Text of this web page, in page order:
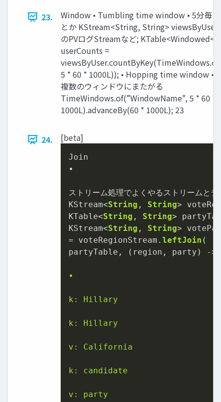
23.
Window • Tumbling time window • 5分毎の
とか KStream<String, String> viewsByUser
のPVログStreamなど;
userCounts =
5 * 60 * 1000L)); • Hopping time window •
複数のウィンドウにまたがる
TimeWindows.of(”WindowName", 5 * 60 *
1000L).advanceBy(60 * 1000L); 23
24. [beta]
Join
•
ストリーム処理でよくやるストリームと
KStream<String , String>
KTable<String , String>
KStream<String , String>
= voteRegionStream. leftJoin (
partyTable, (region, party)
->
•
k: Hillary
k: Hillary
v: California
k: candidate
v: party